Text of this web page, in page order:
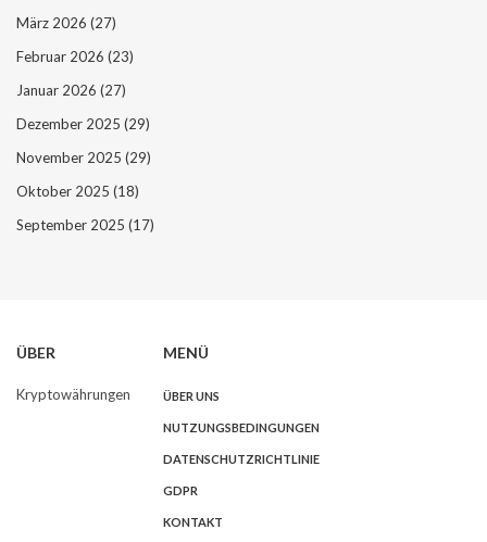
März 2026 (27)
Februar 2026 (23)
Januar 2026 (27)
Dezember 2025 (29)
November 2025 (29)
Oktober 2025 (18)
September 2025 (17)
ÜBER
Kryptowährungen
MENÜ
ÜBER UNS
NUTZUNGSBEDINGUNGEN
DATENSCHUTZRICHTLINIE
GDPR
KONTAKT